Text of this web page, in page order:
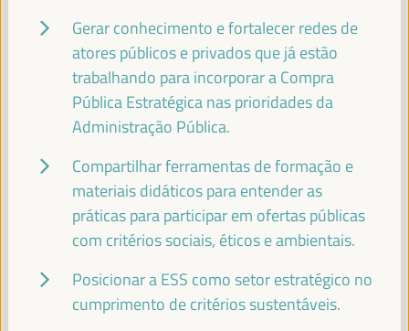
PATRICK MOLINOZ
Membro do Comité Europeu das Regiões, Vice-Presidente
da Região Borgonha-Franco-Condado - Comissão
JOSÉ LUIS GARCÍA MARTÍN
de Atenção Preferencial Bairros e Direitos Sociais... -
Fundo Andaluz de Municípios para a Solidariedade
Internacional (FAMSI) España
Gerar conhecimento e fortalecer redes de
atores públicos e privados que já estão
trabalhando para incorporar a Compra
Pública Estratégica nas prioridades da
Administração Pública.
Compartilhar ferramentas de formação e
materiais didáticos para entender as
práticas para participar em ofertas públicas
com critérios sociais, éticos e ambientais.
Posicionar a ESS como setor estratégico no
cumprimento de critérios sustentáveis.